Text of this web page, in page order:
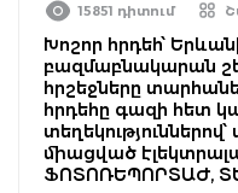
15851 դիտում
Խոշոր հրդեհ՝
բազմաբնակարան
հրշեջները
հրդեհը գազի հետ
միացված
ՖՈՏՈՌԵՊՈՐՏԱԺ,